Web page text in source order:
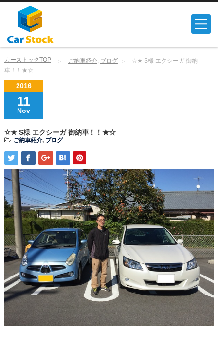
カーストックTOP ご納車紹介 ブログ
☆★ S様 エクシーガ 御納
車！！★☆
2016
11
Nov
☆★ S様 エクシーガ 御納車！！★☆
ご納車紹介, ブログ